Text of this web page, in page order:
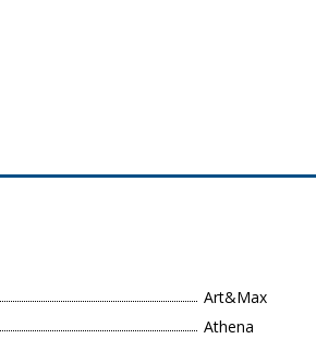
Art&Max
Athena